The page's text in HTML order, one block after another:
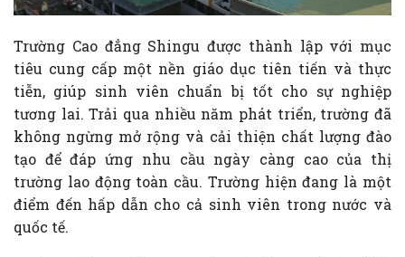
Trường Cao đẳng Shingu được thành lập với mục
tiêu cung cấp một nền giáo dục tiên tiến và thực
tiễn, giúp sinh viên chuẩn bị tốt cho sự nghiệp
tương lai. Trải qua nhiều năm phát triển, trường đã
không ngừng mở rộng và cải thiện chất lượng đào
tạo để đáp ứng nhu cầu ngày càng cao của thị
trường lao động toàn cầu. Trường hiện đang là một
điểm đến hấp dẫn cho cả sinh viên trong nước và
quốc tế.